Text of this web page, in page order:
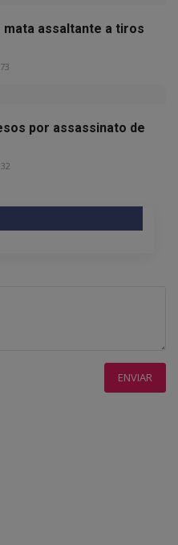
assaltante a tiros
por assassinato de
ENVIAR